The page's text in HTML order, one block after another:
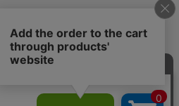
レートサイト
ALL Rights Reserved.